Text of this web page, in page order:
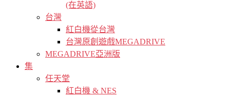
(在英語)
台灣
紅白機從台灣
台灣原創遊戲MEGADRIVE
MEGADRIVE亞洲版
集
任天堂
紅白機 & NES